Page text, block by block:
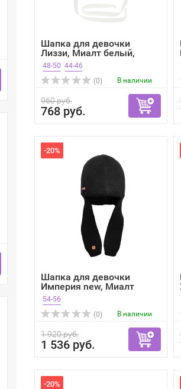
Шапка для девочки
Лиззи, Миалт белый,
весна...
48-50 44-46
(0)
В наличии
960 руб.
768 руб.
-20%
Шапка для девочки
Империя new, Миалт
черный...
54-56
(0)
В наличии
1 920 руб.
1 536 руб.
-20%